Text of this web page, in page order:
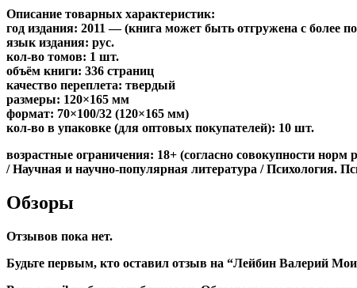
Описание товарных характеристик:
год издания: 2011 — (книга может быть отгружена c более
язык издания: рус.
кол-во томов: 1 шт.
объём книги: 336 страниц
качество переплета: твердый
размеры: 120×165 мм
формат: 70×100/32 (120×165 мм)
кол-во в упаковке (для оптовых покупателей): 10 шт.
возрастные ограничения: 18+ (согласно совокупности
/ Научная и научно-популярная литература / Психология.
Обзоры
Отзывов пока нет.
Будьте первым, кто оставил отзыв на “Лейбин Валерий